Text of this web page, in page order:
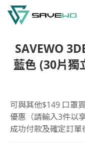
SAVEWO
藍色 (30片獨
可與其他$149 口罩
優惠（請輸入3件以
成功付款及確定訂單